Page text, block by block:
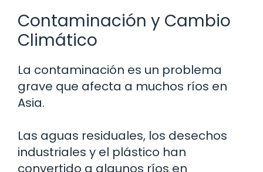
Contaminación y Cambio
Climático
La contaminación es un problema
grave que afecta a muchos ríos en
Asia.
Las aguas residuales, los desechos
industriales y el plástico han
convertido a algunos ríos en